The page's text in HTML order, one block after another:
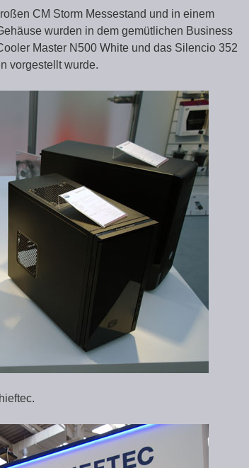
CM Storm Messestand und in einem
wurden in dem gemütlichen Business
Master N500 White und das Silencio 352
vorgestellt wurde.